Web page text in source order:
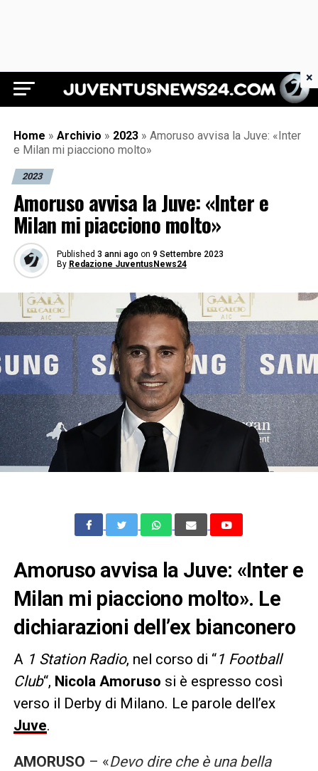
Juventus News 24
Home » Archivio » 2023 » Amoruso avvisa la Juve: «Inter
e Milan mi piacciono molto»
2023
Amoruso avvisa la Juve: «Inter e
Milan mi piacciono molto»
Published 3 anni ago on 9 Settembre 2023
By Redazione JuventusNews24
Amoruso avvisa la Juve: «Inter e
Milan mi piacciono molto». Le
dichiarazioni dell’ex bianconero
A 1 Station Radio, nel corso di “1 Football
Club“, Nicola Amoruso si è espresso così
verso il Derby di Milano. Le parole dell’ex
Juve.
AMORUSO – «Devo dire che è una bella
×